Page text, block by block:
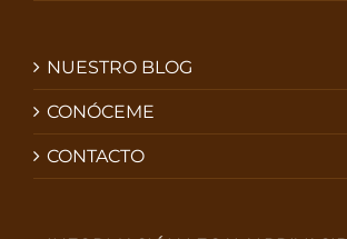
NUESTRO BLOG
CONÓCEME
CONTACTO